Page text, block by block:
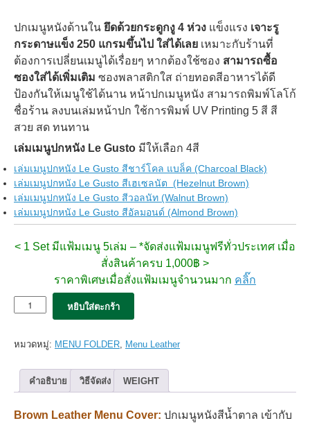
ปกเมนูหนังด้านใน ยึดด้วยกระดูกงู 4 ห่วง แข็งแรง เจาะรู
กระดาษแข็ง 250 แกรมขึ้นไป ใส่ได้เลย เหมาะกับร้านที่
ต้องการเปลี่ยนเมนูได้เรื่อยๆ หากต้องใช้ซอง สามารถซื้อ
ซองใส่ได้เพิ่มเติม ซองพลาสติกใส ถ่ายทอดสีอาหารได้ดี
ป้องกันให้เมนูใช้ได้นาน หน้าปกเมนูหนัง สามารถพิมพ์โลโก้
ชื่อร้าน ลงบนเล่มหน้าปก ใช้การพิมพ์ UV Printing 5 สี สี
สวย สด ทนทาน
เล่มเมนูปกหนัง Le Gusto มีให้เลือก 4สี
เล่มเมนูปกหนัง Le Gusto สีชาร์โคล แบล็ค (Charcoal Black)
เล่มเมนูปกหนัง Le Gusto สีเฮเซลนัต (Hezelnut Brown)
เล่มเมนูปกหนัง Le Gusto สีวอลนัท (Walnut Brown)
เล่มเมนูปกหนัง Le Gusto สีอัลมอนด์ (Almond Brown)
< 1 Set มีแฟ้มเมนู 5เล่ม – *จัดส่งแฟ้มเมนูฟรีทั่วประเทศ เมื่อ
สั่งสินค้าครบ 1,000฿ >
ราคาพิเศษเมื่อสั่งแฟ้มเมนูจำนวนมาก คลิ๊ก
จำนวน
5x
Gusto
สี
เฮ
หยิบใส่ตะกร้า
หมวดหมู่: MENU FOLDER, Menu Leather
คำอธิบาย วิธีจัดส่ง WEIGHT
Brown Leather Menu Cover: ปกเมนูหนังสีน้ำตาล เข้ากับ